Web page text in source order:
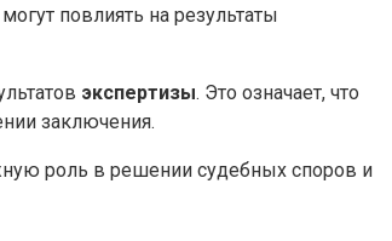
повлиять на результаты
экспертизы. Это означает, что
заключения.
роль в решении судебных споров и